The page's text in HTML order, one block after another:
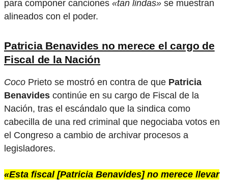
para componer canciones «tan lindas» se muestran
alineados con el poder.
Patricia Benavides no merece el cargo de
Fiscal de la Nación
Coco Prieto se mostró en contra de que Patricia
Benavides continúe en su cargo de Fiscal de la
Nación, tras el escándalo que la sindica como
cabecilla de una red criminal que negociaba votos en
el Congreso a cambio de archivar procesos a
legisladores.
«Esta fiscal [Patricia Benavides] no merece llevar